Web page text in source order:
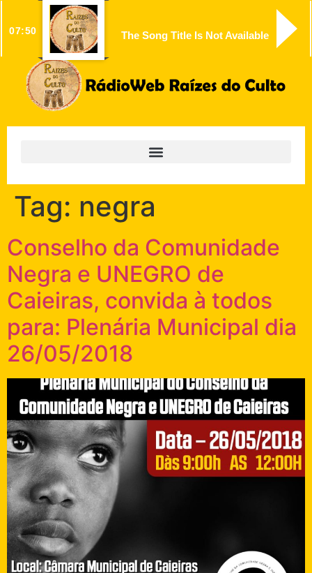
07:50 The Song Title Is Not Available
Tag: negra
Conselho da Comunidade
Negra e UNEGRO de
Caieiras, convida à todos
para: Plenária Municipal dia
26/05/2018